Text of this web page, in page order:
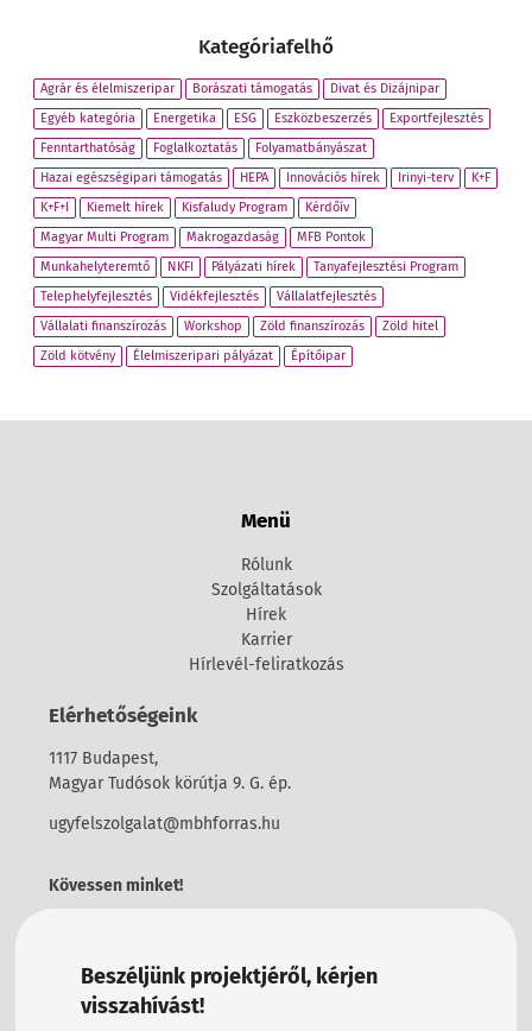
Kategóriafelhő
Agrár és élelmiszeripar Borászati támogatás
Divat és Dizájnipar
Egyéb kategória
Energetika ESG Eszközbeszerzés
Exportfejlesztés
Fenntarthatóság
Foglalkoztatás
Folyamatbányászat
Hazai egészségipari támogatás
HEPA Innovációs hírek Irinyi-terv
K+F
K+F+I
Kiemelt hírek Kisfaludy Program
Kérdőív
Magyar Multi Program
Makrogazdaság
MFB Pontok
Munkahelyteremtő
NKFI Pályázati hírek
Tanyafejlesztési Program
Telephelyfejlesztés
Vidékfejlesztés
Vállalatfejlesztés
Vállalati finanszírozás
Workshop Zöld finanszírozás
Zöld hitel
Zöld kötvény
Élelmiszeripari pályázat Építőipar
Menü
Rólunk
Szolgáltatások
Hírek
Karrier
Hírlevél-feliratkozás
Elérhetőségeink
1117 Budapest,
Magyar Tudósok körútja 9. G. ép.
ugyfelszolgalat@mbhforras.hu
Kövessen minket!
Beszéljünk projektjéről, kérjen
visszahívást!